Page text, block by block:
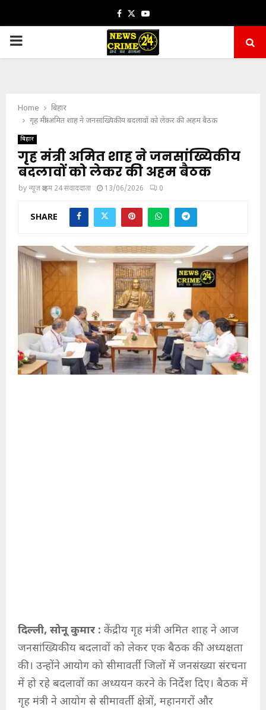
Facebook
TwitterYoutube
PRIMARY
Home
बिहार
गृह मंत्री अमित शाह ने जनसांख्यिकीय बदलावों को लेकर की अहम बैठक
बिहार
गृह मंत्री अमित शाह ने जनसांख्यिकीय
बदलावों को लेकर की अहम बैठक
byन्यूज़ क्राइम 24 संवाददाता 13/06/2026 0
SHARE
दिल्ली, सोनू कुमार : केंद्रीय गृह मंत्री अमित शाह ने आज
जनसांख्यिकीय बदलावों को लेकर एक बैठक की अध्यक्षता
की। उन्होंने आयोग को सीमावर्ती जिलों में जनसंख्या संरचना
में हो रहे बदलावों का अध्ययन करने के निर्देश दिए। बैठक में
गृह मंत्री ने आयोग से सीमावर्ती क्षेत्रों, महानगरों और